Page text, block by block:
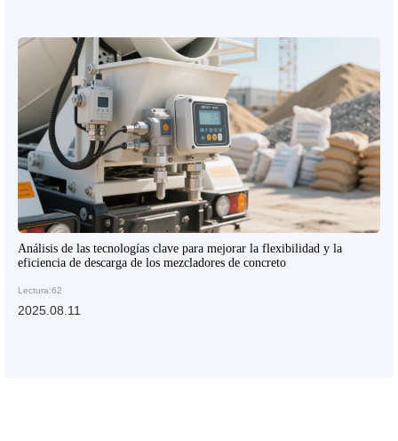
Análisis de las tecnologías clave para mejorar la flexibilidad y la
eficiencia de descarga de los mezcladores de concreto
Lectura:62
2025.08.11